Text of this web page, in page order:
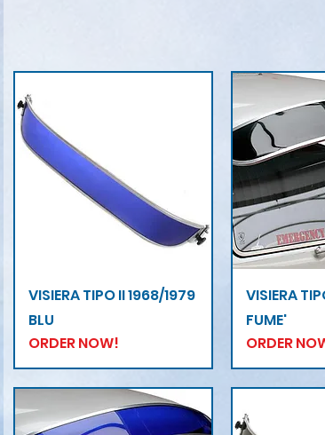
Vista rapida
VISIERA TIPO II 1968/1979
BLU
ORDER NOW!
VISIERA
FUME'
ORDER